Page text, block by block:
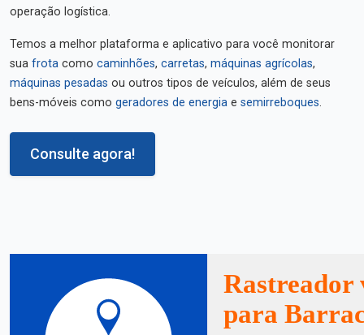
operação logística.
Temos a melhor plataforma e aplicativo para você monitorar
sua frota como caminhões, carretas, máquinas agrícolas,
máquinas pesadas ou outros tipos de veículos, além de seus
bens-móveis como geradores de energia e semirreboques.
Consulte agora!
Rastreador
para